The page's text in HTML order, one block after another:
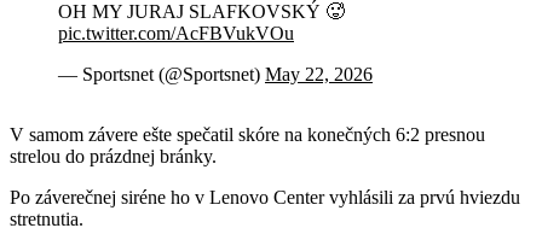
OH MY JURAJ SLAFKOVSKÝ 🥵
pic.twitter.com/AcFBVukVOu
— Sportsnet (@Sportsnet) May 22, 2026
V samom závere ešte spečatil skóre na konečných 6:2 presnou
strelou do prázdnej bránky.
Po záverečnej siréne ho v Lenovo Center vyhlásili za prvú hviezdu
stretnutia.